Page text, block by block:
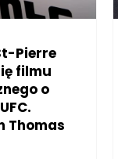
Pierre
filmu
o
Thomas